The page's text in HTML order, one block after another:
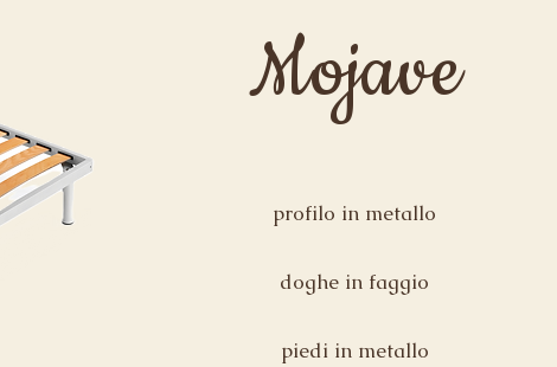
Mojave
profilo in metallo
doghe in faggio
piedi in metallo